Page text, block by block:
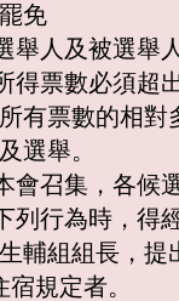
免
舉人及被選舉
得票數必須超
有票數的相
選舉。
會召集，各候
列行為時，得
輔組組長，提
規定者。